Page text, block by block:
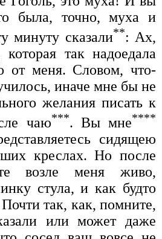
была, точно, муха и
минуту сказали**: Ах,
так надоедала
от меня. Словом, что-
иначе мне бы не
желания писать к
чаю***. Вы мне****
сидящею
креслах. Но после
возле меня живо,
стула, и как будто
так, как, помните,
или может даже